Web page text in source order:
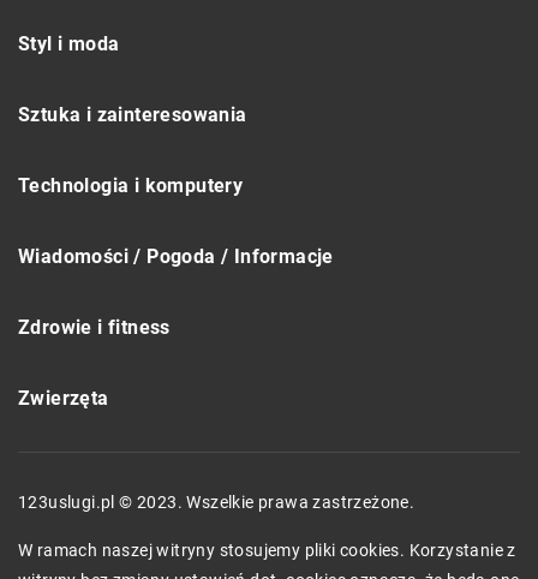
Styl i moda
Sztuka i zainteresowania
Technologia i komputery
Wiadomości / Pogoda / Informacje
Zdrowie i fitness
Zwierzęta
123uslugi.pl © 2023. Wszelkie prawa zastrzeżone.
W ramach naszej witryny stosujemy pliki cookies. Korzystanie z